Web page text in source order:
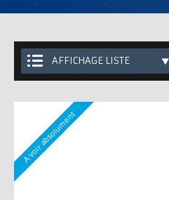
AFFICHAGE LISTE
A voir absolument